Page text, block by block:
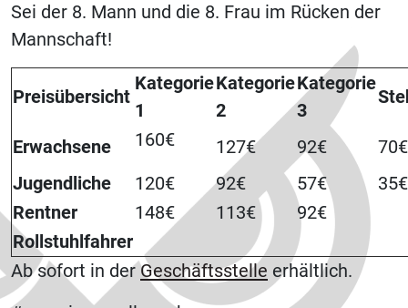
Sei der 8. Mann und die 8. Frau im Rücken der
Mannschaft!
Preisübersicht
Kategorie
1
Kategorie
2
Kategorie
3
Erwachsene 160€ 127€ 92€
70€
Jugendliche
120€ 92€ 57€
35€
Rentner
148€ 113€
92€
Rollstuhlfahrer
Ab sofort in derGeschäftsstelle erhältlich.